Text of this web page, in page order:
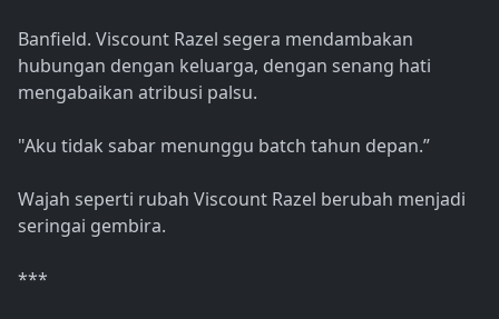
Banfield. Viscount Razel segera mendambakan
hubungan dengan keluarga, dengan senang hati
mengabaikan atribusi palsu.
"Aku tidak sabar menunggu batch tahun depan.”
Wajah seperti rubah Viscount Razel berubah menjadi
seringai gembira.
***